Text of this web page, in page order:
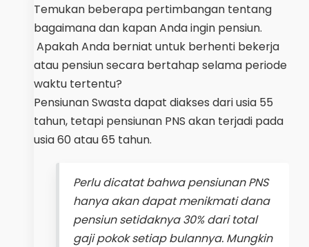
Temukan beberapa pertimbangan tentang
bagaimana dan kapan Anda ingin pensiun.
Apakah Anda berniat untuk berhenti bekerja
atau pensiun secara bertahap selama periode
waktu tertentu?
Pensiunan Swasta dapat diakses dari usia 55
tahun, tetapi pensiunan PNS akan terjadi pada
usia 60 atau 65 tahun.
Perlu dicatat bahwa pensiunan PNS
hanya akan dapat menikmati dana
pensiun setidaknya 30% dari total
gaji pokok setiap bulannya. Mungkin